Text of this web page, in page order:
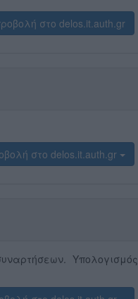
στο delos.it.auth.gr
στο delos.it.auth.gr
Υπολογισμός